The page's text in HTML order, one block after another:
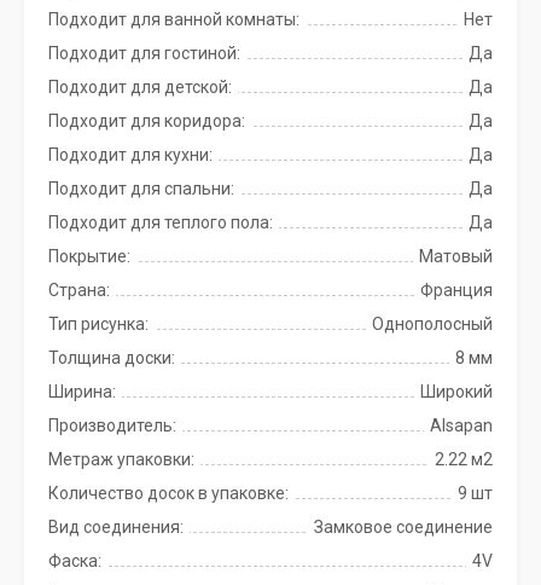
Подходит для ванной комнаты:
Нет
Подходит для гостиной:
Да
Подходит для детской:
Да
Подходит для коридора:
Да
Подходит для кухни:
Да
Подходит для спальни:
Да
Подходит для теплого пола:
Да
Покрытие:
Матовый
Страна:
Франция
Тип рисунка:
Однополосный
Толщина доски:
8 мм
Ширина:
Широкий
Производитель:
Alsapan
Метраж упаковки:
2.22 м2
Количество досок в упаковке:
9 шт
Вид соединения:
Замковое соединение
Фаска:
4V